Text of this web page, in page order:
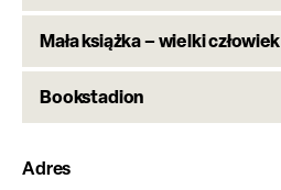
Mała książka – wielki człowiek
Bookstadion
Adres